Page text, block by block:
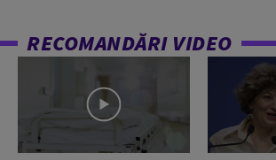
59
seconds
RECOMANDĂRI VIDEO